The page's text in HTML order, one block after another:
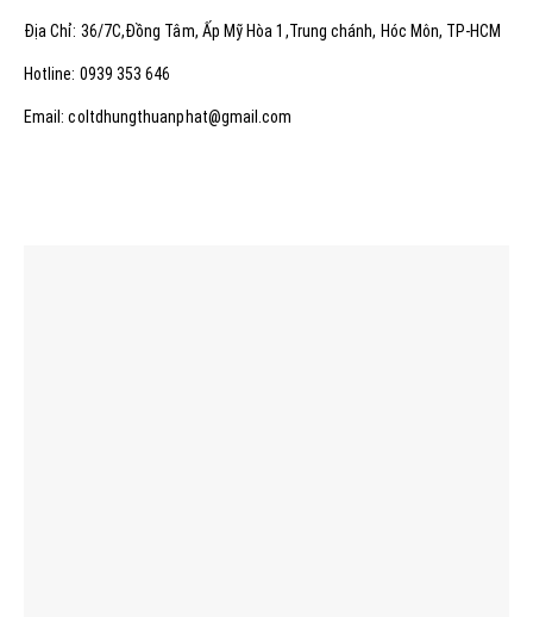
Địa Chỉ: 36/7C,Đồng Tâm, Ấp Mỹ Hòa 1,Trung chánh, Hóc Môn, TP-HCM
Hotline: 0939 353 646
Email: coltdhungthuanphat@gmail.com